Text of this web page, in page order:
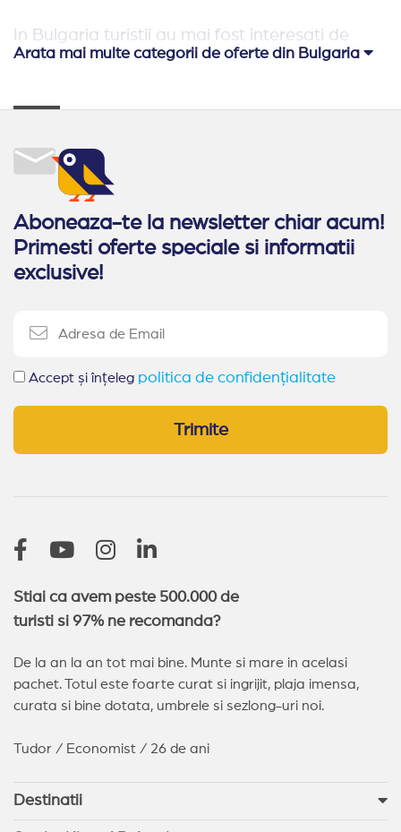
In Bulgaria turistii au mai fost interesati de
Relaxare si odihna Bulgaria (65)
Hoteluri aproape de Romania
Hoteluri family club Bulgaria
Oferte Rusalii Bulgaria
Ultra All Inclusive Bulgaria Paste Bulgaria
Alte statiuni in Bulgaria
Sozopol Duni Pomorie Obzor
Balchik Kranevo Balchik (14)
Arata mai multe categorii de oferte din Bulgaria
Aboneaza-te la newsletter chiar acum!
Primesti oferte speciale si informatii
exclusive!
Accept și înțeleg politica de confidențialitate
Trimite
Stiai ca avem peste 500.000 de
turisti si 97% ne recomanda?
De la an la an tot mai bine. Munte si mare in acelasi
pachet. Totul este foarte curat si ingrijit, plaja imensa,
curata si bine dotata, umbrele si sezlong-uri noi.
Tudor / Economist / 26 de ani
Destinatii